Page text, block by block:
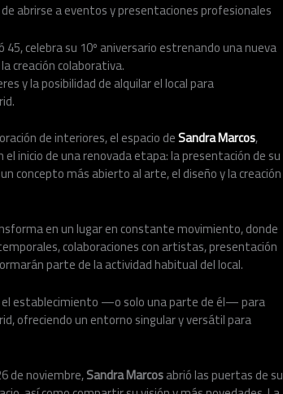
abrirse a eventos y presentaciones profesionales
celebra su 10º aniversario estrenando una nueva
creación colaborativa.
y la posibilidad de alquilar el local para
de interiores, el espacio deSandra Marcos,
elinicio de una renovada etapa: la presentación de su
concepto más abierto al arte, el diseño y la creación
en un lugar en constante movimiento, donde
colaboraciones con artistas, presentación
parte de la actividad habitual del local.
el establecimiento —o solo una parte de él— para
ofreciendo un entorno singular y versátil para
de noviembre,Sandra Marcosabrió las puertas de su